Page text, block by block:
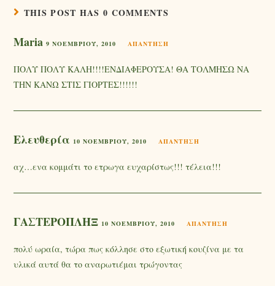
THIS POST HAS 0 COMMENTS
Maria 9 ΝΟΕΜΒΡΊΟΥ, 2010 ΑΠΆΝΤΗΣΗ
ΠΟΛΥ ΠΟΛΥ ΚΑΛΗ!!!!ΕΝΔΙΑΦΕΡΟΥΣΑ! ΘΑ ΤΟΛΜΗΣΩ ΝΑ
ΤΗΝ ΚΑΝΩ ΣΤΙΣ ΓΙΟΡΤΕΣ!!!!!!
Ελευθερία 10 ΝΟΕΜΒΡΊΟΥ, 2010 ΑΠΆΝΤΗΣΗ
αχ…ενα κομμάτι το ετρωγα ευχαρίστως!!! τέλεια!!!
ΓΑΣΤΕΡΟΠΛΗΞ 10 ΝΟΕΜΒΡΊΟΥ, 2010 ΑΠΆΝΤΗΣΗ
πολύ ωραία, τώρα πως κόλλησε στο εξωτική κουζίνα με τα
υλικά αυτά θα το αναρωτιέμαι τρώγοντας